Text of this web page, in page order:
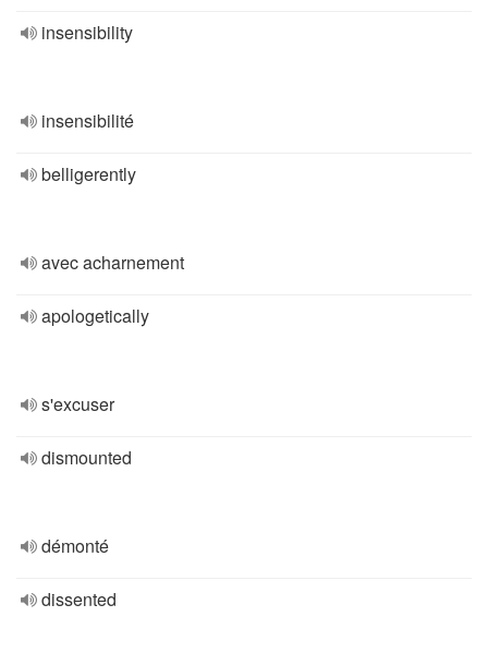
insensibility
insensibilité
belligerently
avec acharnement
apologetically
s'excuser
dismounted
démonté
dissented